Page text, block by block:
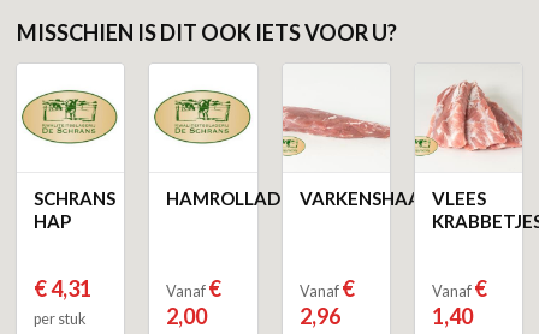
MISSCHIEN IS DIT OOK IETS VOOR U?
SCHRANS
HAP
€ 4,31
per stuk
HAMROLLADE
Vanaf €
2,00
VARKENSHAAS
Vanaf €
2,96
VLEES
Vanaf €
1,40